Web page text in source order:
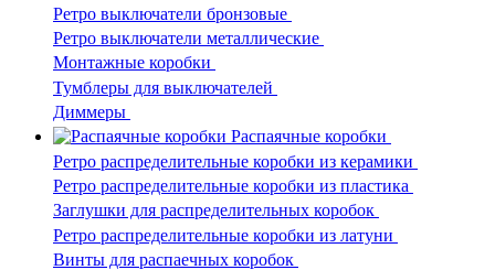
Ретро выключатели бронзовые
Ретро выключатели металлические
Монтажные коробки
Тумблеры для выключателей
Диммеры
Распаячные коробки
Ретро распределительные коробки из керамики
Ретро распределительные коробки из пластика
Заглушки для распределительных коробок
Ретро распределительные коробки из латуни
Винты для распаечных коробок